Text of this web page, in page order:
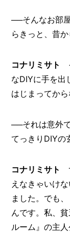
──そんなお部
らきっと、昔
コナリミサト
なDIYに手を出
はじまってから
──それは意外
てっきりDIYの
コナリミサト
えなきゃいけ
ました。でも
んです。私、
ルーム』の主